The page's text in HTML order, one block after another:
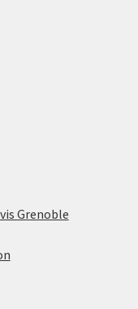
Grenoble